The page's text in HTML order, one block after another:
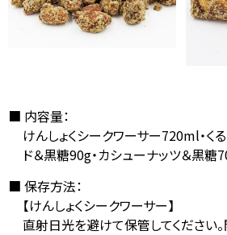
内容量：
けんしょくシークワーサー720ml・く
ド＆黒糖90g・カシューナッツ＆黒糖
保存方法：
【けんしょくシークワーサー】
直射日光を避けて保管してください